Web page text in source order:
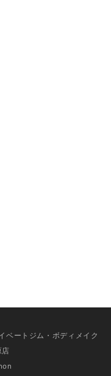
ベートジム・ボディメイク
店